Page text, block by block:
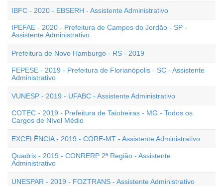
IBFC - 2020 - EBSERH - Assistente Administrativo
IPEFAE - 2020 - Prefeitura de Campos do Jordão - SP -
Assistente Administrativo
Prefeitura de Novo Hamburgo - RS - 2019
FEPESE - 2019 - Prefeitura de Florianópolis - SC - Assistente
Administrativo
VUNESP - 2019 - UFABC - Assistente Administrativo
COTEC - 2019 - Prefeitura de Taiobeiras - MG - Todos os
Cargos de Nível Médio
EXCELÊNCIA - 2019 - CORE-MT - Assistente Administrativo
Quadrix - 2019 - CONRERP 2ª Região - Assistente
Administrativo
UNESPAR - 2019 - FOZTRANS - Assistente Administrativo